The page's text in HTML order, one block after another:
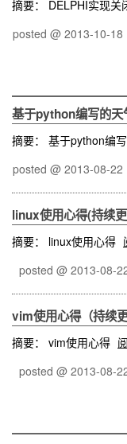
摘要： DELPHI实现关
posted @ 2013-10-
基于python编写的天
摘要： 基于python编
posted @ 2013-08-
linux使用心得(持续
摘要： linux使用心得
posted @ 2013-08-
vim使用心得（持续更
摘要： vim使用心得
posted @ 2013-08-